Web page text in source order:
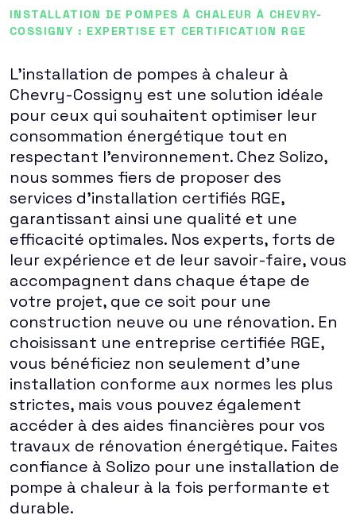
INSTALLATION DE POMPES À CHALEUR À CHEVRY-
COSSIGNY : EXPERTISE ET CERTIFICATION RGE
L'installation de pompes à chaleur à
Chevry-Cossigny est une solution idéale
pour ceux qui souhaitent optimiser leur
consommation énergétique tout en
respectant l'environnement. Chez Solizo,
nous sommes fiers de proposer des
services d'installation certifiés RGE,
garantissant ainsi une qualité et une
efficacité optimales. Nos experts, forts de
leur expérience et de leur savoir-faire, vous
accompagnent dans chaque étape de
votre projet, que ce soit pour une
construction neuve ou une rénovation. En
choisissant une entreprise certifiée RGE,
vous bénéficiez non seulement d'une
installation conforme aux normes les plus
strictes, mais vous pouvez également
accéder à des aides financières pour vos
travaux de rénovation énergétique. Faites
confiance à Solizo pour une installation de
pompe à chaleur à la fois performante et
durable.